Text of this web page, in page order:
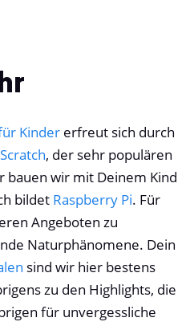
Kinder erfreut sich durch
Scratch, der sehr populären
bauen wir mit Deinem Kind
bildet Raspberry Pi. Für
Angeboten zu
Naturphänomene. Dein
sind wir hier bestens
zu den Highlights, die
für unvergessliche